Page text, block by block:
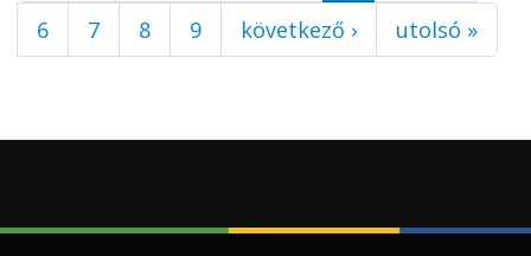
6
7 8 9 következő › utolsó »